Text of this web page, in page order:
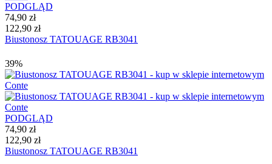
PODGLĄD
74,90 zł
122,90 zł
Biustonosz TATOUAGE RB3041
39%
PODGLĄD
74,90 zł
122,90 zł
Biustonosz TATOUAGE RB3041